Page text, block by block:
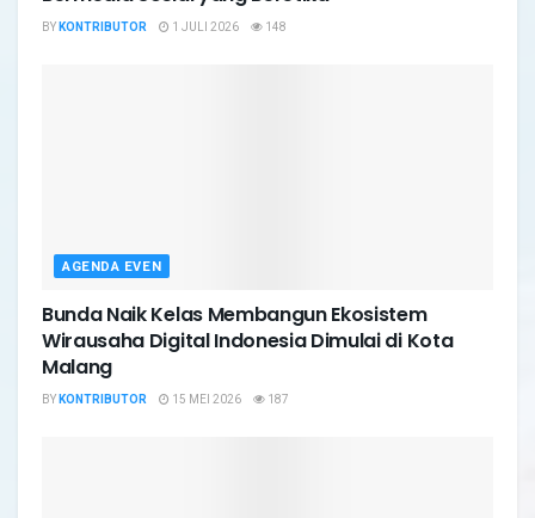
BYKONTRIBUTOR 1 JULI 2026 148
AGENDA EVEN
Bunda Naik Kelas Membangun Ekosistem
Wirausaha Digital Indonesia Dimulai di Kota
Malang
BYKONTRIBUTOR 15 MEI 2026 187